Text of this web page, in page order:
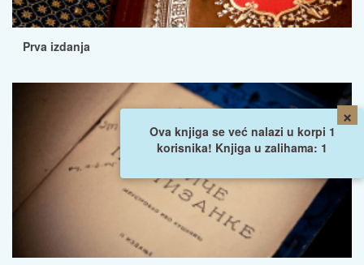
×
Ova knjiga se već nalazi u korpi 1
korisnika! Knjiga u zalihama: 1
Prva izdanja